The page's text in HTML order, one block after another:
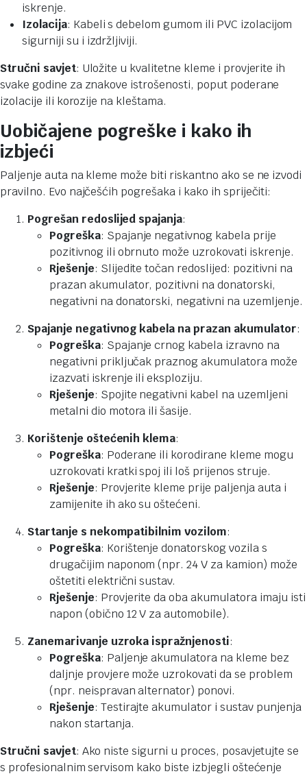
iskrenje.
Izolacija: Kabeli s debelom gumom ili PVC izolacijom
sigurniji su i izdržljiviji.
Stručni savjet: Uložite u kvalitetne kleme i provjerite ih
svake godine za znakove istrošenosti, poput poderane
izolacije ili korozije na kleštama.
Uobičajene pogreške i kako ih
izbjeći
Paljenje auta na kleme može biti riskantno ako se ne izvodi
pravilno. Evo najčešćih pogrešaka i kako ih spriječiti:
Pogrešan redoslijed spajanja:
Pogreška: Spajanje negativnog kabela prije
pozitivnog ili obrnuto može uzrokovati iskrenje.
Rješenje: Slijedite točan redoslijed: pozitivni na
prazan akumulator, pozitivni na donatorski,
negativni na donatorski, negativni na uzemljenje.
Spajanje negativnog kabela na prazan akumulator:
Pogreška: Spajanje crnog kabela izravno na
negativni priključak praznog akumulatora može
izazvati iskrenje ili eksploziju.
Rješenje: Spojite negativni kabel na uzemljeni
metalni dio motora ili šasije.
Korištenje oštećenih klema:
Pogreška: Poderane ili korodirane kleme mogu
uzrokovati kratki spoj ili loš prijenos struje.
Rješenje: Provjerite kleme prije paljenja auta i
zamijenite ih ako su oštećeni.
Startanje s nekompatibilnim vozilom:
Pogreška: Korištenje donatorskog vozila s
drugačijim naponom (npr. 24 V za kamion) može
oštetiti električni sustav.
Rješenje: Provjerite da oba akumulatora imaju isti
napon (obično 12 V za automobile).
Zanemarivanje uzroka ispražnjenosti:
Pogreška: Paljenje akumulatora na kleme bez
daljnje provjere može uzrokovati da se problem
(npr. neispravan alternator) ponovi.
Rješenje: Testirajte akumulator i sustav punjenja
nakon startanja.
Stručni savjet: Ako niste sigurni u proces, posavjetujte se
s profesionalnim servisom kako biste izbjegli oštećenje